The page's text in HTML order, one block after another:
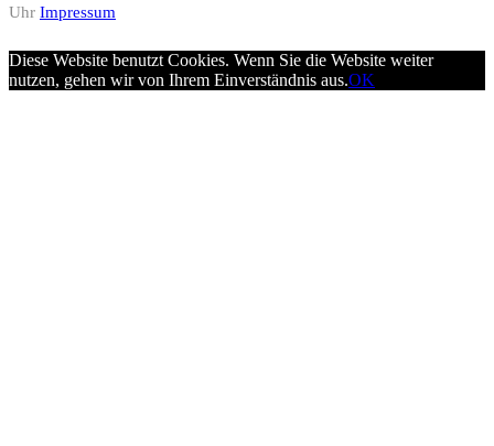
Uhr Impressum
Diese Website benutzt Cookies. Wenn Sie die Website weiter
nutzen, gehen wir von Ihrem Einverständnis aus.OK